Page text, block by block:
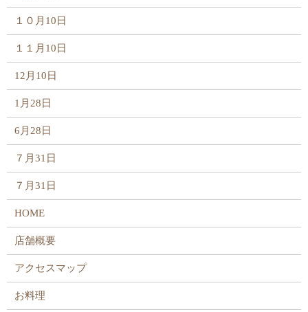
１０月10日
１１月10日
12月10日
1月28日
6月28日
７月31日
７月31日
HOME
店舗概要
アクセスマップ
お料理